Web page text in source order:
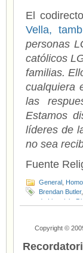
El
Vella,
personas
católicos
familias.
cualquiera
las
Estamos
líderes de
no sea
Fuente
General
Brendan Butler
de Limerick
(GNRC) ,Tim
Copyright ©